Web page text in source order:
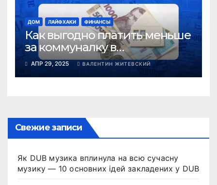
ДОМ ЛАЙФХАКИ ФИНАНСЫ
Как выгодно платить меньше
за коммуналку в
Днепропетровской области в
2025
АПР 29, 2025 ВАЛЕНТИН ЖИТЕВСКИЙ
Свежие записи
Як DUB музика вплинула на всю сучасну
музику — 10 основних ідей закладених у DUB